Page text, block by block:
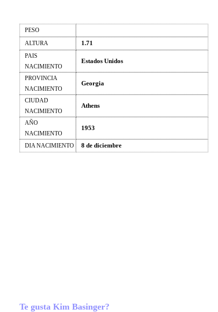
PESO
ALTURA
1.71
PAIS
NACIMIENTO
Estados Unidos
PROVINCIA
NACIMIENTO
Georgia
CIUDAD
NACIMIENTO
Athens
AÑO
NACIMIENTO
1953
DIA NACIMIENTO 8 de diciembre
Te gusta Kim Basinger?